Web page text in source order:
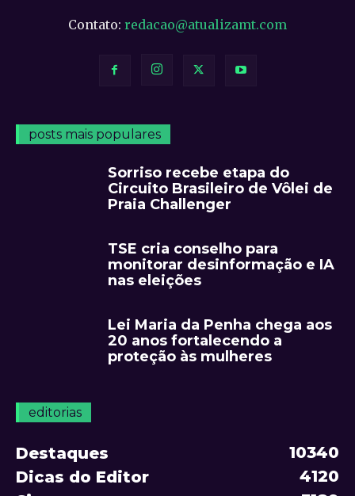
Contato: redacao@atualizamt.com
posts mais populares
Sorriso recebe etapa do
Circuito Brasileiro de Vôlei de
Praia Challenger
TSE cria conselho para
monitorar desinformação e IA
nas eleições
Lei Maria da Penha chega aos
20 anos fortalecendo a
proteção às mulheres
editorias
Destaques
10340
Dicas do Editor
4120